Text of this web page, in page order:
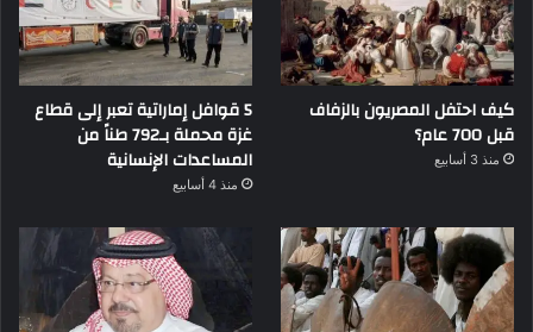
كيف احتفل المصريون بالزفاف
قبل 700 عام؟
منذ 3 أسابيع
5 قوافل إماراتية تعبر إلى قطاع
غزة محملة بـ792 طناً من
المساعدات الإنسانية
منذ 4 أسابيع